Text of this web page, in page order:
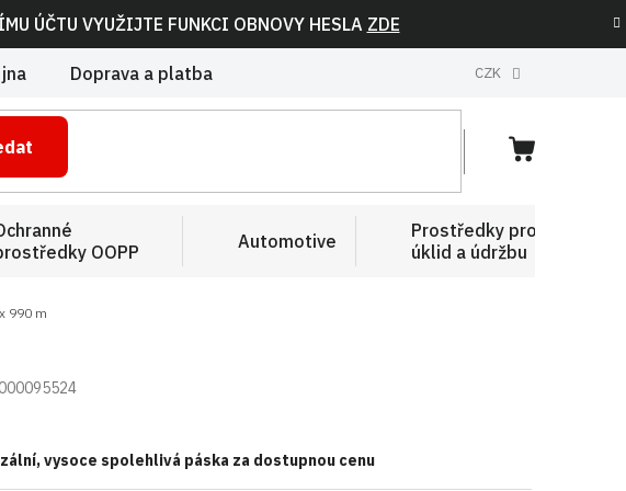
ÚČTU VYUŽIJTE FUNKCI OBNOVY HESLA ZDE
Doprava a platba CZK
NÁKUPNÍ
OOPP
Automotive
Prostředky pro
úklid a údržbu
990 m
vysoce spolehlivá páska za dostupnou cenu